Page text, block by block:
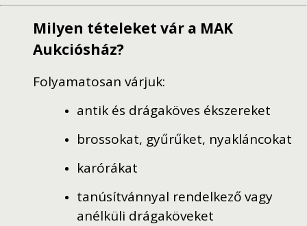
Milyen tételeket vár a MAK
Aukciósház?
Folyamatosan várjuk:
antik és drágaköves ékszereket
brossokat, gyűrűket, nyakláncokat
karórákat
tanúsítvánnyal rendelkező vagy
anélküli drágaköveket